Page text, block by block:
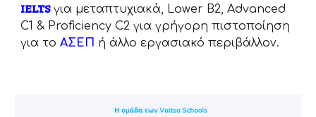
IELTSγια μεταπτυχιακά, Lower B2, Advanced
C1 & Proficiency C2 για γρήγορη πιστοποίηση
για τοΑΣΕΠ ή άλλο εργασιακό περιβάλλον.